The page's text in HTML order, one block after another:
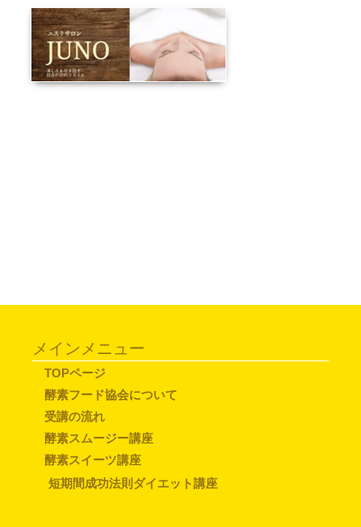
メインメニュー
TOPページ
酵素フード協会について
受講の流れ
酵素スムージー講座
酵素スイーツ講座
短期間成功法則ダイエット講座